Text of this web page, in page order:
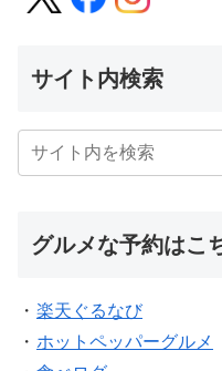
サイト内検索
グルメな予約はこ
・ 楽天ぐるなび
・ ホットペッパーグルメ